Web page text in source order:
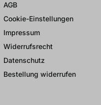
AGB
Cookie-Einstellungen
Impressum
Widerrufsrecht
Datenschutz
Bestellung widerrufen